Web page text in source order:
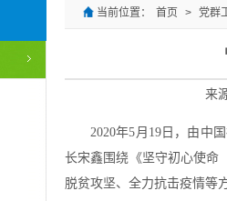
当前位置： 首页 > 党群
来
2020年5月19日，由中
长宋鑫围绕《坚守初心使命
脱贫攻坚、全力抗击疫情等